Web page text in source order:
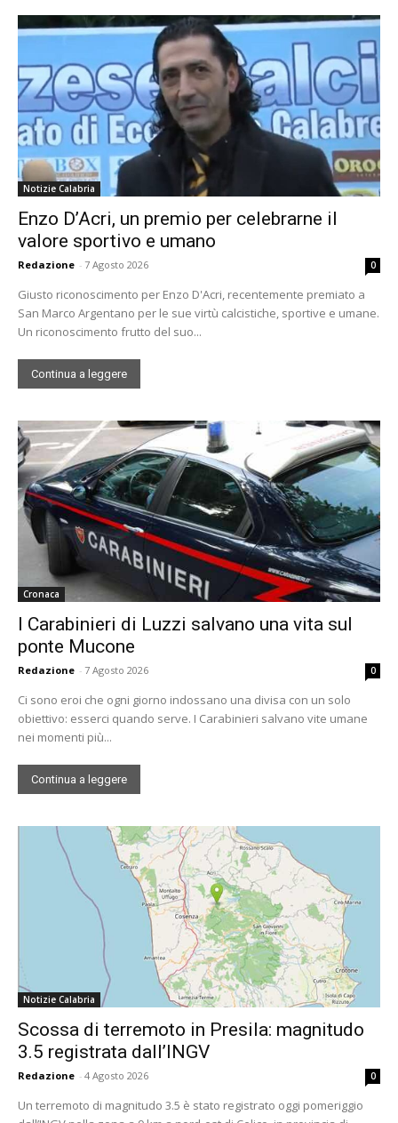
Notizie Calabria
Enzo D’Acri, un premio per celebrarne il
valore sportivo e umano
Redazione - 7 Agosto 2026 0
Giusto riconoscimento per Enzo D'Acri, recentemente premiato a
San Marco Argentano per le sue virtù calcistiche, sportive e umane.
Un riconoscimento frutto del suo...
Continua a leggere
Cronaca
I Carabinieri di Luzzi salvano una vita sul
ponte Mucone
Redazione - 7 Agosto 2026 0
Ci sono eroi che ogni giorno indossano una divisa con un solo
obiettivo: esserci quando serve. I Carabinieri salvano vite umane
nei momenti più...
Continua a leggere
Notizie Calabria
Scossa di terremoto in Presila: magnitudo
3.5 registrata dall’INGV
Redazione - 4 Agosto 2026 0
Un terremoto di magnitudo 3.5 è stato registrato oggi pomeriggio